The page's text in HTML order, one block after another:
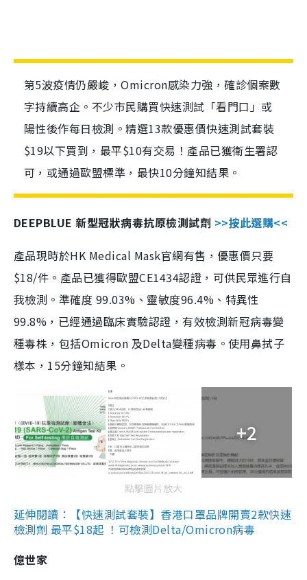
第5波疫情仍嚴峻，Omicron感染力強，確診個案數
字持續高企。不少市民購買快速測試「看門口」或
陽性後作每日檢測。精選13款優惠價快速測試套裝
$19以下買到，最平$10有交易！產品已獲衛生署認
可，或通過歐盟標準，最快10分鐘知結果。
DEEPBLUE 新型冠狀病毒抗原檢測試劑 >>按此選購<<
產品現時於HK Medical Mask官網有售，優惠價只要
$18/件。產品已獲得歐盟CE1434認證，可供民眾進行自
我檢測。準確度 99.03%、靈敏度96.4%、特異性
99.8%，已經通過臨床實驗認證，有效檢測新冠病毒變
種毒株，包括Omicron 及Delta變種病毒。使用鼻拭子
樣本，15分鐘知結果。
+2
點擊圖片放大
延伸閱讀：【快速測試套裝】香港口罩品牌開賣2款快速
檢測劑 最平$18起 ！可檢測Delta/Omicron病毒
億世家